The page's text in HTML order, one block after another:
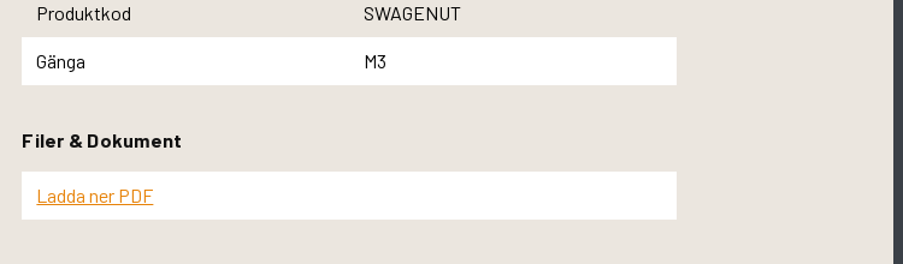
Produktkod SWAGENUT
Gänga M3
Filer & Dokument
Ladda ner PDF